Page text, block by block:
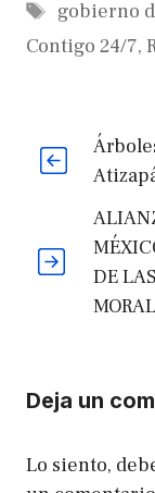
Etiquetas
gobierno
Contigo 24/7,
DE
MORAL
Deja un
Lo siento,